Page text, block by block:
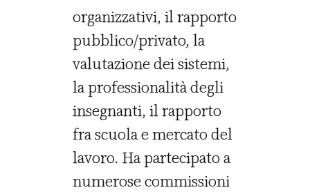
organizzativi, il rapporto
pubblico/privato, la
valutazione dei sistemi,
la professionalità degli
insegnanti, il rapporto
fra scuola e mercato del
lavoro. Ha partecipato a
numerose commissioni